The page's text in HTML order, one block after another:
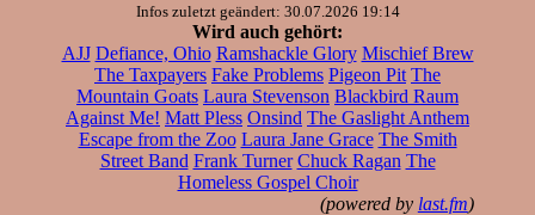
Infos zuletzt geändert: 30.07.2026 19:14
Wird auch gehört:
AJJ Defiance, Ohio Ramshackle Glory Mischief Brew
The Taxpayers Fake Problems Pigeon Pit The
Mountain Goats Laura Stevenson Blackbird Raum
Against Me! Matt Pless Onsind The Gaslight Anthem
Escape from the Zoo Laura Jane Grace The Smith
Street Band Frank Turner Chuck Ragan The
Homeless Gospel Choir
(powered by last.fm)